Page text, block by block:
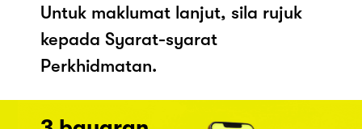
Untuk maklumat lanjut, sila rujuk
kepada Syarat-syarat
Perkhidmatan.